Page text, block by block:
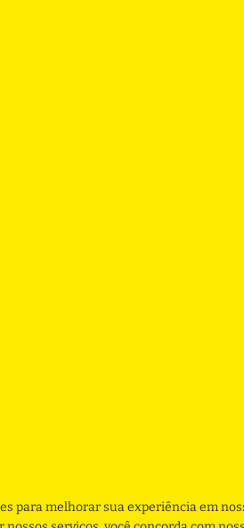
para melhorar sua experiência em